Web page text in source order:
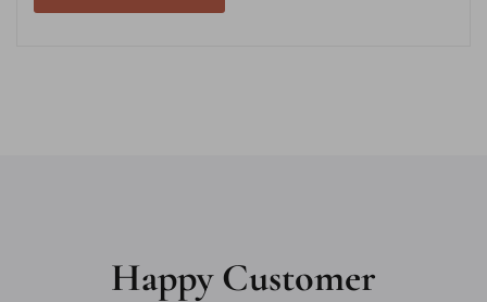
Happy Customer